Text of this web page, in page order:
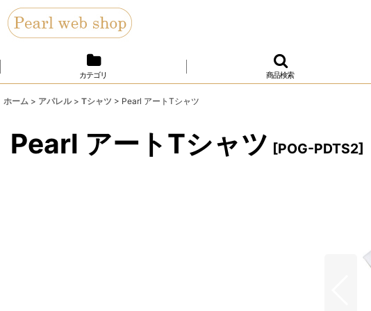
カテゴリ 商品検索
ホーム > アパレル > Tシャツ > Pearl アートTシャツ
Pearl アートTシャツ [POG-PDTS2]